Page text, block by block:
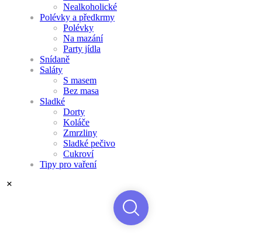
Nealkoholické
Polévky a předkrmy
Polévky
Na mazání
Party jídla
Snídaně
Saláty
S masem
Bez masa
Sladké
Dorty
Koláče
Zmrzliny
Sladké pečivo
Cukroví
Tipy pro vaření